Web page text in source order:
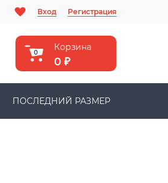
Вход Регистрация
Корзина
0
0 ₽
ПОСЛЕДНИЙ РАЗМЕР